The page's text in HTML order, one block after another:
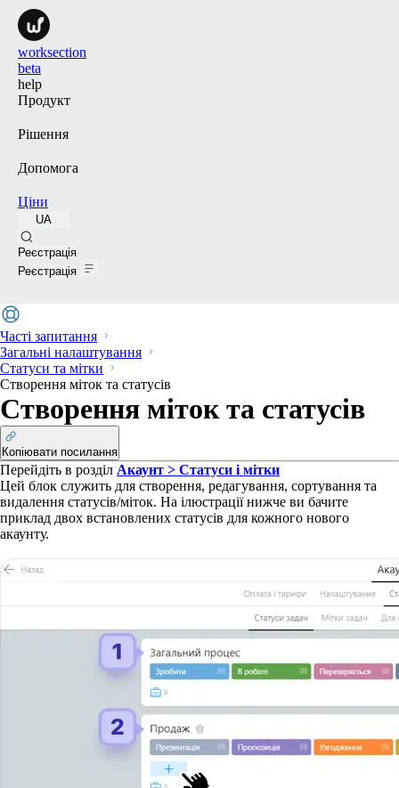
worksection
beta
help
Продукт
Рішення
Допомога
Ціни
UA
Реєстрація
Реєстрація
Часті запитання
Загальні налаштування
Статуси та мітки
Створення міток та статусів
Створення міток та статусів
Копіювати посилання
Перейдіть в розділ Акаунт > Статуси і мітки
Цей блок служить для створення, редагування, сортування та
видалення статусів/міток. На ілюстрації нижче ви бачите
приклад двох встановлених статусів для кожного нового
акаунту.